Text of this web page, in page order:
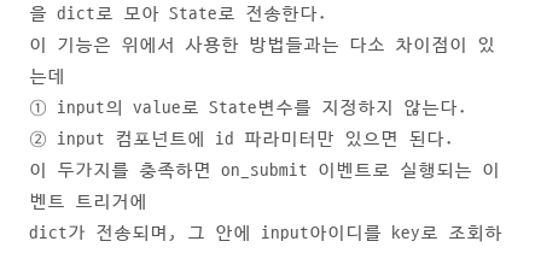
을 dict로 모아 State로 전송한다.
이 기능은 위에서 사용한 방법들과는 다소 차이점이 있
는데
① input의 value로 State변수를 지정하지 않는다.
② input 컴포넌트에 id 파라미터만 있으면 된다.
이 두가지를 충족하면 on_submit 이벤트로 실행되는 이
벤트 트리거에
dict가 전송되며, 그 안에 input아이디를 key로 조회하